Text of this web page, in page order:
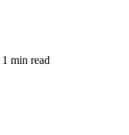
1 min read